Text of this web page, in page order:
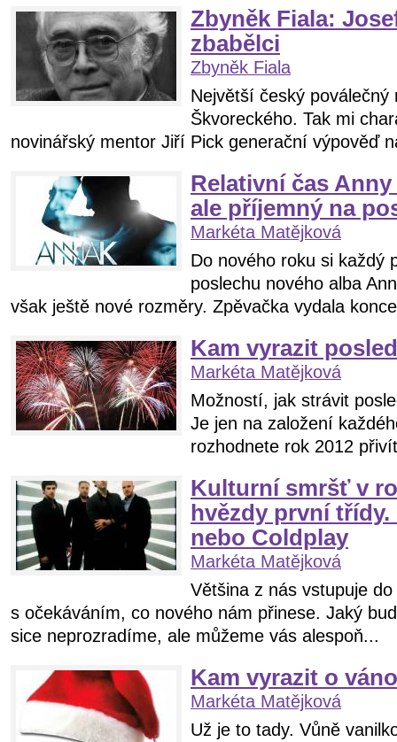
Zbyněk Fiala:
zbabělci
Zbyněk Fiala
Největší český
Škvoreckého. Tak mi
novinářský mentor Jiří Pick generační výpověď
Relativní čas
ale příjemný na
Markéta Matějková
Do nového roku si každý
poslechu nového alba
však ještě nové rozměry. Zpěvačka vydala
Kam vyrazit
Markéta Matějková
Možností, jak strávit
Je jen na založení
rozhodnete rok 2012
Kulturní smršť v
hvězdy první třídy.
nebo Coldplay
Markéta Matějková
Většina z nás vstupuje
s očekáváním, co nového nám přinese. Jaký
sice neprozradíme, ale můžeme vás alespoň...
Kam vyrazit o
Markéta Matějková
Už je to tady. Vůně